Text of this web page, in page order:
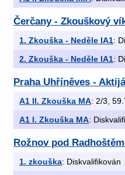
Čerčany - Zkouškový
1. Zkouška - Neděle IA1:
2. Zkouška - Neděle IA1:
Praha Uhříněves -
A1 II. Zkouška MA: 2/3,
A1 I. Zkouška MA:
Rožnov pod
1. zkouška: Diskvalifikován